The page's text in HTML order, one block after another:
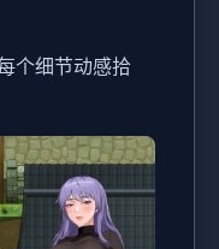
个细节动感拾